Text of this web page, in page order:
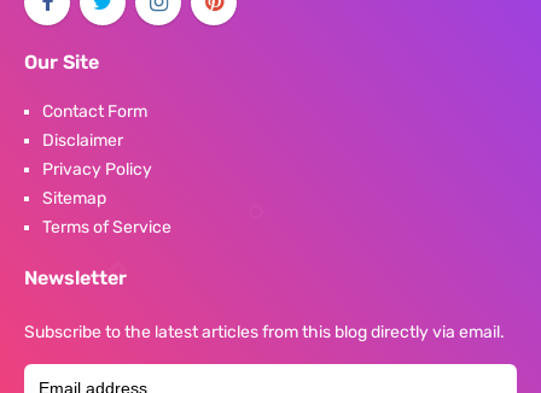
Our Site
Contact Form
Disclaimer
Privacy Policy
Sitemap
Terms of Service
Newsletter
Subscribe to the latest articles from this blog directly via email.